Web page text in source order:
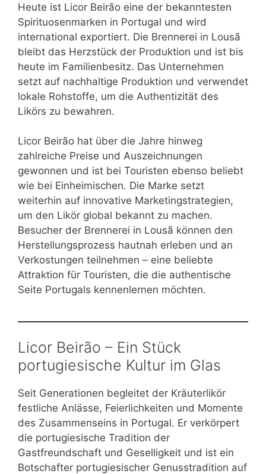
Heute ist Licor Beirão eine der bekanntesten
Spirituosenmarken in Portugal und wird
international exportiert. Die Brennerei in Lousã
bleibt das Herzstück der Produktion und ist bis
heute im Familienbesitz. Das Unternehmen
setzt auf nachhaltige Produktion und verwendet
lokale Rohstoffe, um die Authentizität des
Likörs zu bewahren.
Licor Beirão hat über die Jahre hinweg
zahlreiche Preise und Auszeichnungen
gewonnen und ist bei Touristen ebenso beliebt
wie bei Einheimischen. Die Marke setzt
weiterhin auf innovative Marketingstrategien,
um den Likör global bekannt zu machen.
Besucher der Brennerei in Lousã können den
Herstellungsprozess hautnah erleben und an
Verkostungen teilnehmen – eine beliebte
Attraktion für Touristen, die die authentische
Seite Portugals kennenlernen möchten.
Licor Beirão – Ein Stück
portugiesische Kultur im Glas
Seit Generationen begleitet der Kräuterlikör
festliche Anlässe, Feierlichkeiten und Momente
des Zusammenseins in Portugal. Er verkörpert
die portugiesische Tradition der
Gastfreundschaft und Geselligkeit und ist ein
Botschafter portugiesischer Genusstradition auf